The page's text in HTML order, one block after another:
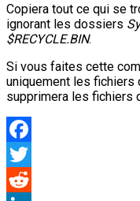
Copiera tout ce qui se
ignorant les dossiers
$RECYCLE.BIN.
Si vous faites cette
uniquement les fichiers
supprimera les fichiers
Facebook
Twitter